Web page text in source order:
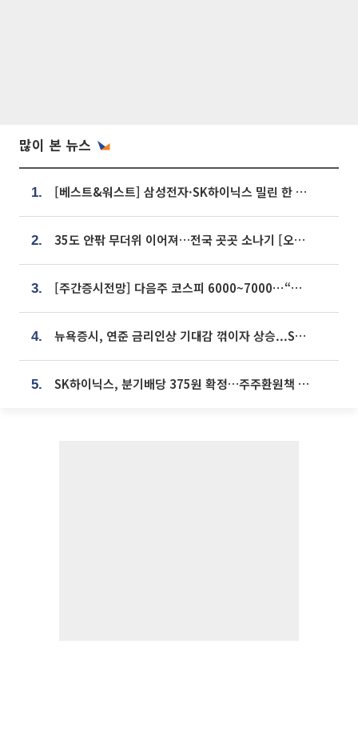
많이 본 뉴스
1. [베스트&워스트] 삼성전자·SK하이닉스 밀린 한 주…상상인증권은 85% 급등
2. 35도 안팎 무더위 이어져…전국 곳곳 소나기 [오늘 날씨]
3. [주간증시전망] 다음주 코스피 6000~7000⋯“外人 수급은 정책이 변수”
4. 뉴욕증시, 연준 금리인상 기대감 꺾이자 상승...S&P500 사상 최고치 [종합]
5. SK하이닉스, 분기배당 375원 확정…주주환원책 9월로 앞당겨 발표